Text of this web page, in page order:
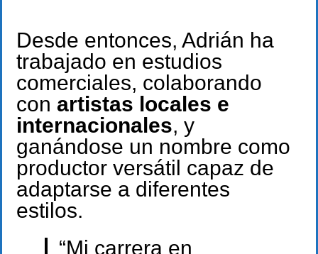
Desde entonces, Adrián ha
trabajado en estudios
comerciales, colaborando
con artistas locales e
internacionales, y
ganándose un nombre como
productor versátil capaz de
adaptarse a diferentes
estilos.
“Mi carrera en